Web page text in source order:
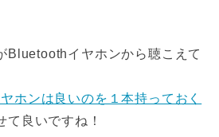
Bluetoothイヤホンから聴こえて
ホンは良いのを１本持っておく
て良いですね！